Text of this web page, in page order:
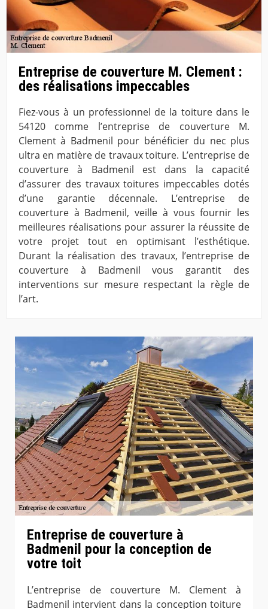
Entreprise de couverture M. Clement :
des réalisations impeccables
Fiez-vous à un professionnel de la toiture dans le
54120 comme l’entreprise de couverture M.
Clement à Badmenil pour bénéficier du nec plus
ultra en matière de travaux toiture. L’entreprise de
couverture à Badmenil est dans la capacité
d’assurer des travaux toitures impeccables dotés
d’une garantie décennale. L’entreprise de
couverture à Badmenil, veille à vous fournir les
meilleures réalisations pour assurer la réussite de
votre projet tout en optimisant l’esthétique.
Durant la réalisation des travaux, l’entreprise de
couverture à Badmenil vous garantit des
interventions sur mesure respectant la règle de
l’art.
Entreprise de couverture à
Badmenil pour la conception de
votre toit
L’entreprise de couverture M. Clement à
Badmenil intervient dans la conception toiture